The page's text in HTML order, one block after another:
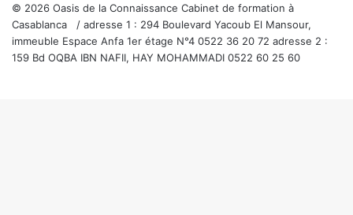
© 2026 Oasis de la Connaissance Cabinet de formation à
Casablanca / adresse 1 : 294 Boulevard Yacoub El Mansour,
immeuble Espace Anfa 1er étage N°4 0522 36 20 72 adresse 2 :
159 Bd OQBA IBN NAFII, HAY MOHAMMADI 0522 60 25 60